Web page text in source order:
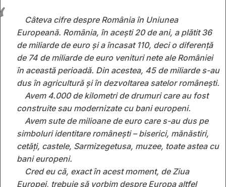
Câteva cifre despre România în Uniunea
Europeană. România, în acești 20 de ani, a plătit 36
de miliarde de euro și a încasat 110, deci o diferență
de 74 de miliarde de euro venituri nete ale României
în această perioadă. Din acestea, 45 de miliarde s-au
dus în agricultură și în dezvoltarea satelor românești.
Avem 4.000 de kilometri de drumuri care au fost
construite sau modernizate cu bani europeni.
Avem sute de milioane de euro care s-au dus pe
simboluri identitare românești – biserici, mănăstiri,
cetăți, castele, Sarmizegetusa, muzee, toate astea cu
bani europeni.
Cred eu că, exact în acest moment, de Ziua
Europei, trebuie să vorbim despre Europa altfel